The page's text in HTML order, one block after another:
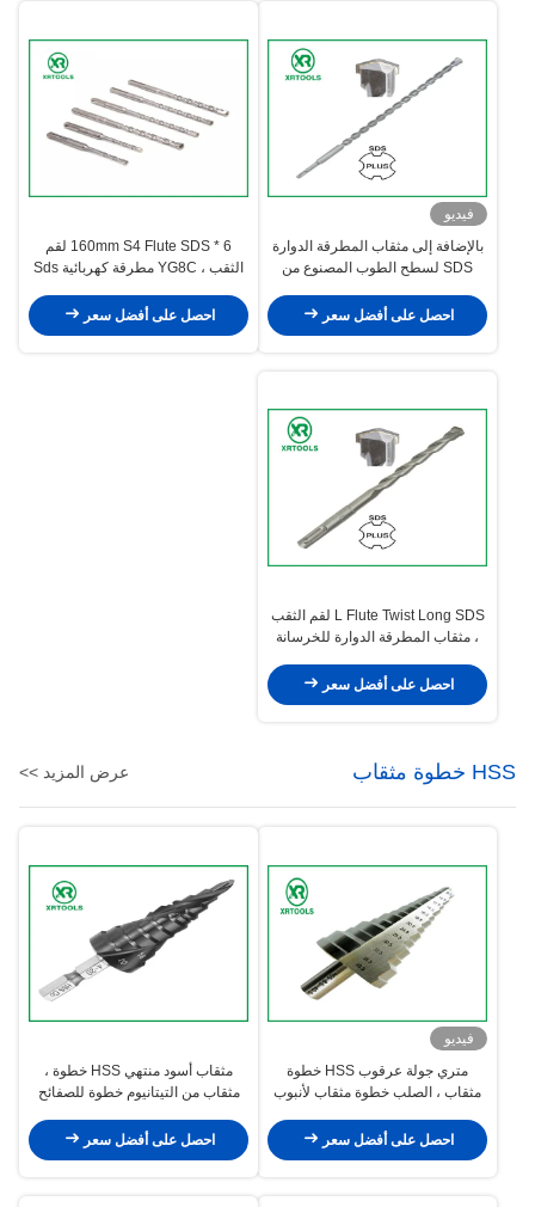
فيديو
بالإضافة إلى مثقاب المطرقة الدوارة
SDS لسطح الطوب المصنوع من
احصل على أفضل سعر
6 * 160mm S4 Flute SDS لقم
الثقب ، YG8C مطرقة كهربائية Sds
احصل على أفضل سعر
L Flute Twist Long SDS لقم الثقب
، مثقاب المطرقة الدوارة للخرسانة
احصل على أفضل سعر
HSS خطوة مثقاب عرض المزيد >>
فيديو
متري جولة عرقوب HSS خطوة
مثقاب ، الصلب خطوة مثقاب لأنبوب
احصل على أفضل سعر
مثقاب أسود منتهي HSS خطوة ،
مثقاب من التيتانيوم خطوة للصفائح
احصل على أفضل سعر